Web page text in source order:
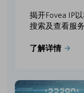
揭开Fovea IP
搜索及查看服
了解详情